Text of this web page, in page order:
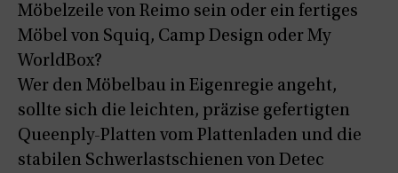
Möbelzeile von Reimo sein oder ein fertiges
Möbel von Squiq, Camp Design oder My
WorldBox?
Wer den Möbelbau in Eigenregie angeht,
sollte sich die leichten, präzise gefertigten
Queenply-Platten vom Plattenladen und die
stabilen Schwerlastschienen von Detec